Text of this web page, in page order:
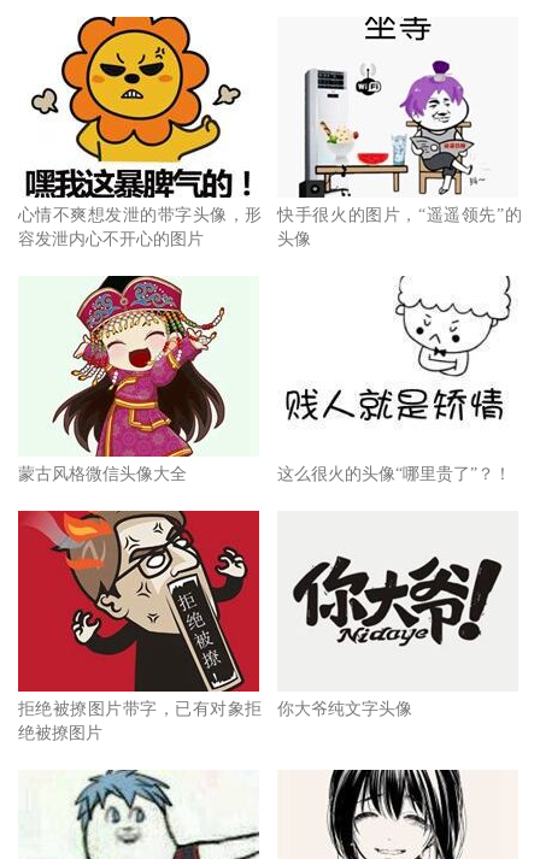
心情不爽想发泄的带字头像，形
容发泄内心不开心的图片
快手很火的图片，“遥遥领先”的
头像
蒙古风格微信头像大全 这么很火的头像“哪里贵了”？！
拒绝被撩图片带字，已有对象拒
绝被撩图片
你大爷纯文字头像